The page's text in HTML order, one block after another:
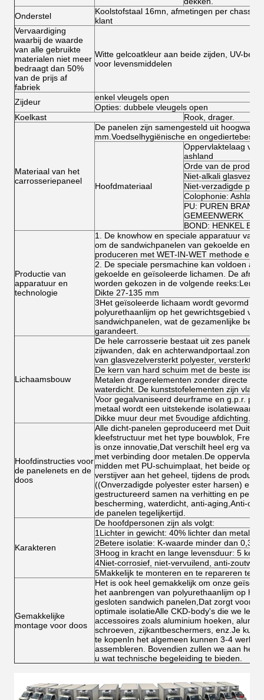
Onderstel
Koolstofstaal 16mn, afmetingen per
klant
Vervaardiging
waarbij de waarde
van alle gebruikte
materialen niet meer
bedraagt dan 50%
van de prijs af
fabriek
Witte gelcoatkleur aan beide zijden, UV-
voor levensmiddelen
Zijdeur
enkel vleugels open
Opties: dubbele vleugels open
Koelkast
Rook, drager.
Materiaal van het
carrosseriepaneel
De panelen zijn samengesteld uit
mm.Voedselhygiënische en
Hoofdmateriaal
Oppervlaktelaag
ashland
Orde van de
Niet-alkali glasvezels/
Niet-verzadigde
Colophonie: Ashland
PU: PUREN BRAND
GEMEENWERK
BOND: HENKEL
Productie van
apparatuur en
technologie
1. De knowhow en speciale apparatuur van
om de sandwichpanelen van gekoelde en
produceren met WET-IN-WET methode en
2. De speciale persmachine kan voldoen
gekoelde en geïsoleerde lichamen. De
worden gekozen in de volgende
Dikte 27-135 mm
3Het geïsoleerde lichaam wordt gevormd
polyurethaanlijm op het gewrichtsgebied
sandwichpanelen, wat de gezamenlijke
garandeert.
Lichaamsbouw
De hele carrosserie bestaat uit zes panelen:
zijwanden, dak en
van glasvezelversterkt polyester, versterkt
De kern van hard schuim met de beste
Metalen dragerelementen zonder directe
waterdicht. De kunststofelementen zijn
Voor gegalvaniseerd deurframe en g.p.r.
metaal wordt een uitstekende
Dikke muur deur met 5voudige
Hoofdinstructies voor
de panelenets en de
doos
Alle dicht-panelen geproduceerd met Duitse
kleefstructuur met het type bouwblok,
is onze innovatie,Dat verschilt heel erg van
met verbinding door metalen.De
midden met PU-schuimplaat, het beide
verstijver aan het geheel, tijdens de
((Onverzadigde polyester ester harsen) en
gestructureerd samen na verhitting en
bescherming, waterdicht, anti-aging,Anti-
de panelen tegelijkertijd.
Karakteren
De hoofdpersonen zijn als volgt:
1Lichter in gewicht: 40% lichter dan metalen
2Betere isolatie: K-waarde minder dan 0,3w/
3Hoog in kracht en lange levensduur: 5
4Niet-corrosief, niet-vervuilend, anti-
5Makkelijk te monteren en te repareren ter
Gemakkelijke
montage voor doos
Het is ook heel gemakkelijk om onze
het aanbrengen van polyurethaanlijm op het
gesloten sandwich panelen,Dat zorgt voor
optimale isolatieAlle CKD-body's die we
accessoires zoals aluminium hoeken,
schroeven, zijkantbeschermers, enz.Je kunt
te kopenIn het algemeen kunnen 3-4
assembleren. Bovendien zullen we aan het
u wat technische begeleiding te bieden.